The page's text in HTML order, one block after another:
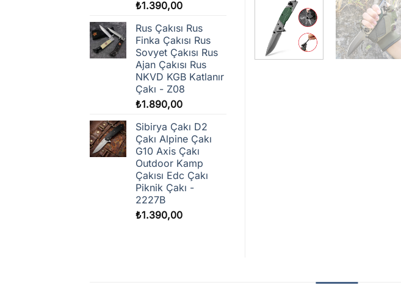
₺1.390,00
Rus Çakısı Rus
Finka Çakısı Rus
Sovyet Çakısı Rus
Ajan Çakısı Rus
NKVD KGB Katlanır
Çakı - Z08
₺1.890,00
Sibirya Çakı D2
Çakı Alpine Çakı
G10 Axis Çakı
Outdoor Kamp
Çakısı Edc Çakı
Piknik Çakı -
2227B
₺1.390,00